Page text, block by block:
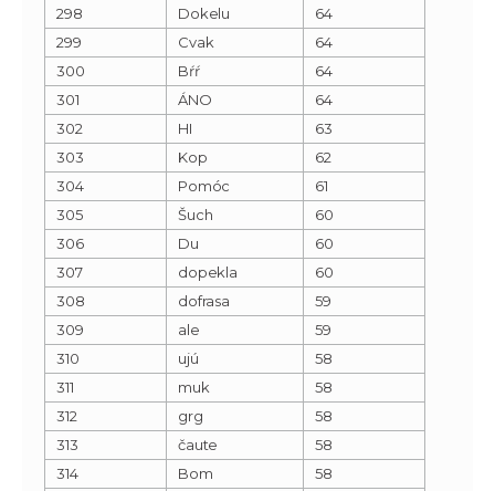
298 Dokelu
64
299
Cvak
64
300
Bŕŕ
64
301
ÁNO
64
302
HI
63
303
Kop
62
304
Pomóc
61
305
Šuch
60
306
Du
60
307
dopekla
60
308
dofrasa
59
309
ale
59
310
ujú
58
311
muk
58
312
grg
58
313
čaute
58
314
Bom
58